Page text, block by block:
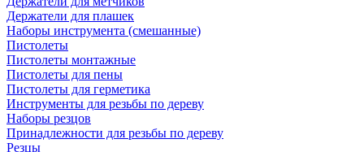
Держатели для плашек
Наборы инструмента (смешанные)
Пистолеты
Пистолеты монтажные
Пистолеты для пены
Пистолеты для герметика
Инструменты для резьбы по дереву
Наборы резцов
Принадлежности для резьбы по дереву
Резцы